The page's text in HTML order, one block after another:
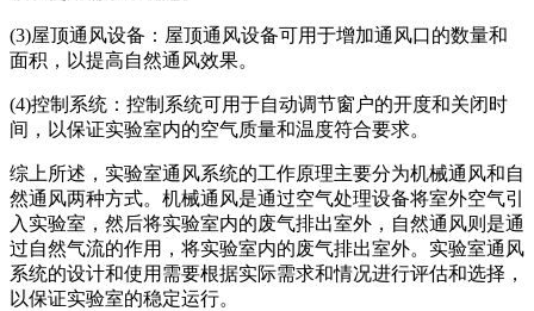
(3)屋顶通风设备：屋顶通风设备可用于增加通风口的数量和
面积，以提高自然通风效果。
(4)控制系统：控制系统可用于自动调节窗户的开度和关闭时
间，以保证实验室内的空气质量和温度符合要求。
综上所述，实验室通风系统的工作原理主要分为机械通风和自
然通风两种方式。机械通风是通过空气处理设备将室外空气引
入实验室，然后将实验室内的废气排出室外，自然通风则是通
过自然气流的作用，将实验室内的废气排出室外。实验室通风
系统的设计和使用需要根据实际需求和情况进行评估和选择，
以保证实验室的稳定运行。